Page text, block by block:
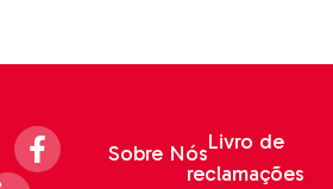
Sobre NósLivro de
reclamações